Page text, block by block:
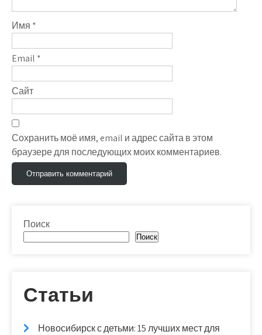
Имя *
Email *
Сайт
Сохранить моё имя, email и адрес сайта в этом
браузере для последующих моих комментариев.
Поиск
Поиск
Статьи
Новосибирск с детьми: 15 лучших мест для